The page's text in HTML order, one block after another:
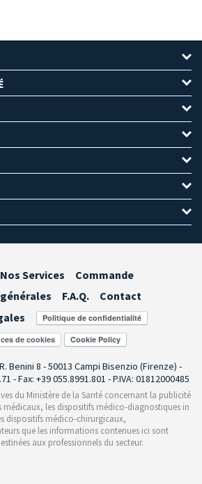
Nos Services
Commande
F.A.Q.
Contact
de cookies
Benini 8 - 50013 Campi Bisenzio (Firenze) -
- Fax: +39 055.8991.801 - P.IVA: 01812000485
du Ministère de la Santé concernant la publicité
médicaux, les dispositifs médico-diagnostiques in
dispositifs médico-chirurgicaux,
que les informations contenues ici sont
aux professionnels du secteur.